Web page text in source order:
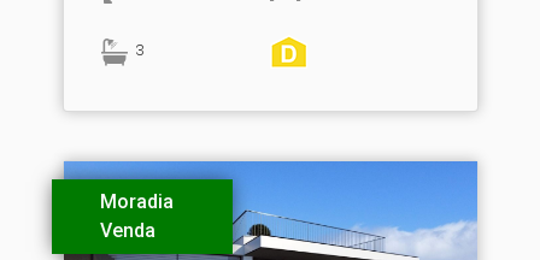
3
Moradia
Venda